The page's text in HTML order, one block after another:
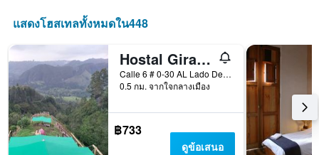
แสดง
วัน
ก่อน
การ
เข้า
พัก
แผนภูมิ
มี
แกน
แสดงโฮสเทลทั้งหมดใน448
Hostal Girasoles
Calle 6 # 0-30 AL Lado Del Terminal DE Transportes, Salento, โคลอมเบีย
0.5 กม. จากใจกลางเมือง
฿733
ดูข้อเสนอ